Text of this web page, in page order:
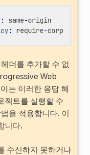
: same-origin
: require-corp
더를 추가할 수 없
Web
는 이러한 응답 헤
젝트를 실행할 수
을 적용합니다. 이
니다.
수신하지 못하거나